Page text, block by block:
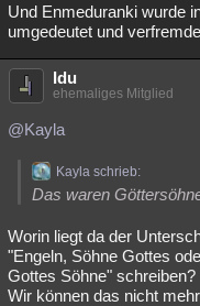
Und Enmeduranki wurde
umgedeutet und
Idu
ehemaliges Mitglied
@Kayla
Kayla schrieb:
Das waren
Worin liegt da der
"Engeln, Söhne Gottes
Gottes Söhne" schreiben?
Wir können das nicht